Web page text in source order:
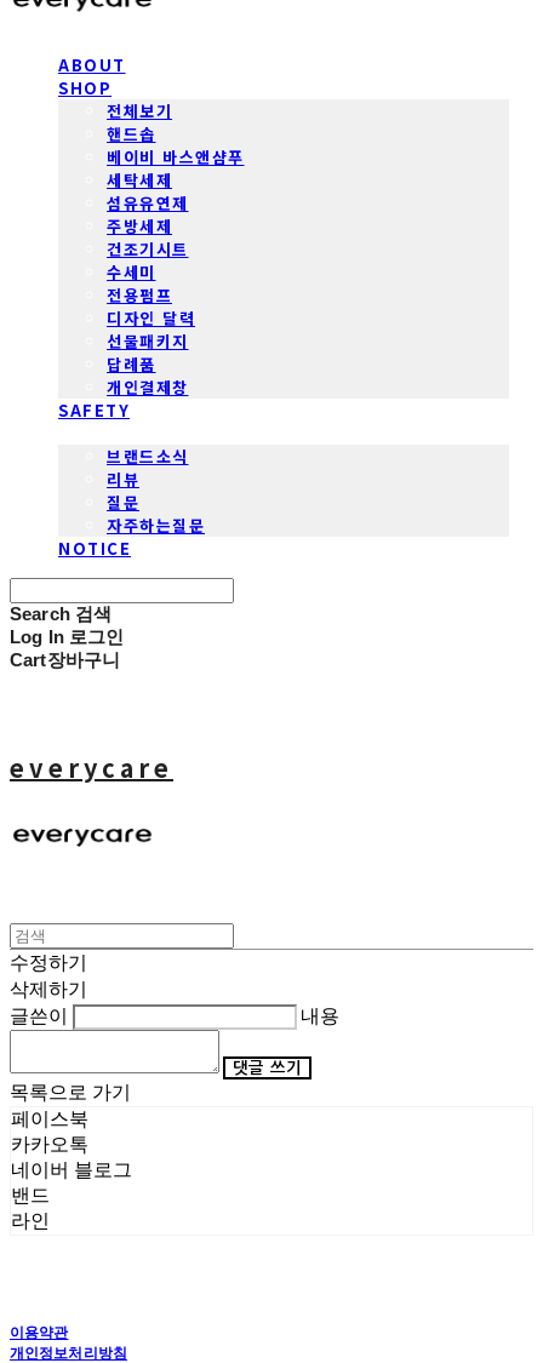
ABOUT
SHOP
전체보기
핸드솝
베이비 바스앤샴푸
세탁세제
섬유유연제
주방세제
건조기시트
수세미
전용펌프
디자인 달력
선물패키지
답례품
개인결제창
SAFETY
브랜드소식
리뷰
질문
자주하는질문
NOTICE
Search 검색
Log In 로그인
Cart장바구니
everycare
수정하기
삭제하기
글쓴이
내용
댓글 쓰기
목록으로 가기
페이스북
카카오톡
네이버 블로그
밴드
라인
이용약관
개인정보처리방침